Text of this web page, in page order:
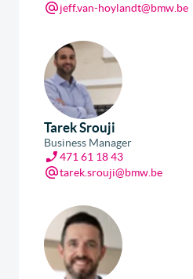
jeff.van-hoylandt@bmw.be
Tarek Srouji
Business Manager
471 61 18 43
tarek.srouji@bmw.be